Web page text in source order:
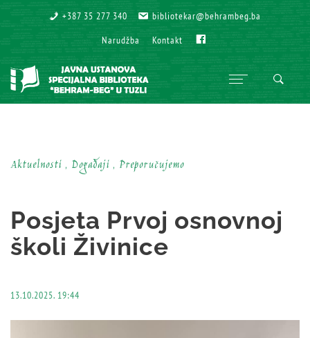
+387 35 277 340
+387 35 277 340 bibliotekar@behrambeg.ba
bibliotekar@behrambeg.ba
Narudžba
Narudžba Kontakt
Kontakt
Aktuelnosti , Događaji , Preporučujemo
Posjeta Prvoj osnovnoj
školi Živinice
13.10.2025. 19:44